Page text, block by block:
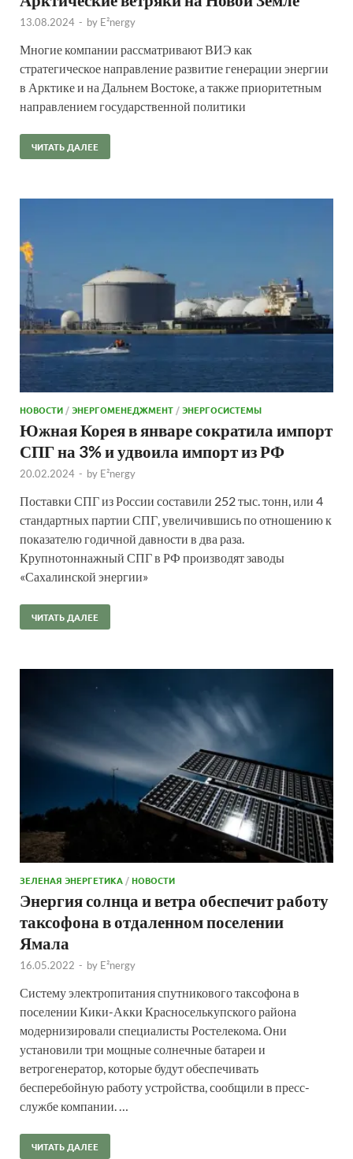
13.08.2024 - by E²nergy
Многие компании рассматривают ВИЭ как
стратегическое направление развитие генерации энергии
в Арктике и на Дальнем Востоке, а также приоритетным
направлением государственной политики
ЧИТАТЬ ДАЛЕЕ
НОВОСТИ /ЭНЕРГОМЕНЕДЖМЕНТ /ЭНЕРГОСИСТЕМЫ
Южная Корея в январе сократила импорт
СПГ на 3% и удвоила импорт из РФ
20.02.2024 - by E²nergy
Поставки СПГ из России составили 252 тыс. тонн, или 4
стандартных партии СПГ, увеличившись по отношению к
показателю годичной давности в два раза.
Крупнотоннажный СПГ в РФ производят заводы
«Сахалинской энергии»
ЧИТАТЬ ДАЛЕЕ
ЗЕЛЕНАЯ ЭНЕРГЕТИКА /НОВОСТИ
Энергия солнца и ветра обеспечит работу
таксофона в отдаленном поселении
Ямала
16.05.2022 - by E²nergy
Систему электропитания спутникового таксофона в
поселении Кики-Акки Красноселькупского района
модернизировали специалисты Ростелекома. Они
установили три мощные солнечные батареи и
ветрогенератор, которые будут обеспечивать
бесперебойную работу устройства, сообщили в пресс-
службе компании. …
ЧИТАТЬ ДАЛЕЕ